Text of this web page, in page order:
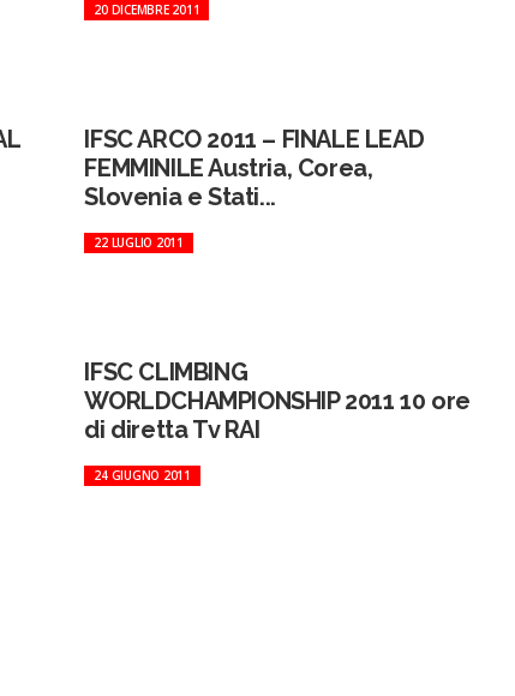
20 DICEMBRE 2011
IFSC ARCO 2011 – FINALE LEAD
FEMMINILE Austria, Corea,
Slovenia e Stati...
22 LUGLIO 2011
IFSC CLIMBING
WORLDCHAMPIONSHIP 2011 10 ore
di diretta Tv RAI
24 GIUGNO 2011